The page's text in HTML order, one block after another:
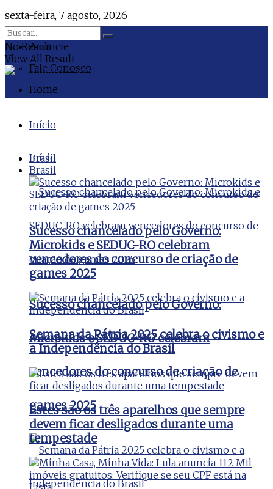
sexta-feira, 7 agosto, 2026
Anuncie
Fale Conosco
Home
No Result
View All Result
Início
Brasil
Sucesso chancelado pelo Governo:
Microkids e SEDUC-RO celebram
vencedores do concurso de criação de
games 2025
Início
Brasil
Sucesso chancelado pelo Governo:
Microkids e SEDUC-RO celebram
vencedores do concurso de criação de
games 2025
Semana da Pátria 2025 celebra o civismo e
a Independência do Brasil
Estes são os três aparelhos que sempre
devem ficar desligados durante uma
tempestade